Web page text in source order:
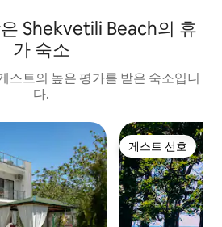
Shekvetili Beach의 휴
가 숙소
스트의 높은 평가를 받은 숙소입니
다.
게스트 선호
게스트 선호